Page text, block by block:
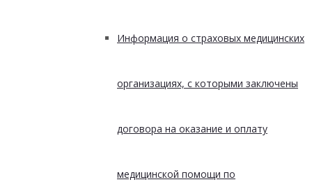
Информация о страховых медицинских
организациях, с которыми заключены
договора на оказание и оплату
медицинской помощи по